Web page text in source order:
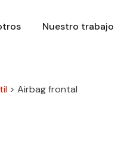
Nuestro trabajo
> Airbag frontal